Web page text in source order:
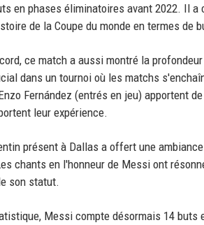
en phases éliminatoires avant 2022. Il
de la Coupe du monde en termes de
ce match a aussi montré la
dans un tournoi où les matchs
Fernández (entrés en jeu) apportent
leur expérience.
présent à Dallas a offert une
chants en l'honneur de Messi ont
son statut.
Messi compte désormais 14 buts